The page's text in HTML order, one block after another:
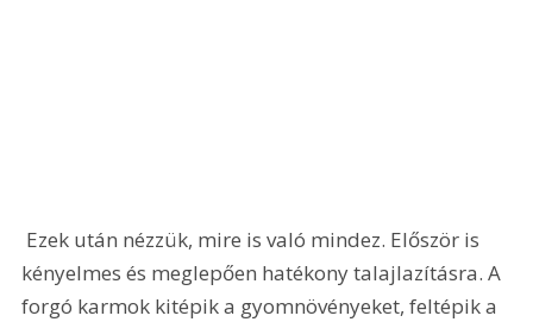
kényelmes és meglepően hatékony talajlazításra. A
forgó karmok kitépik a gyomnövényeket, feltépik a